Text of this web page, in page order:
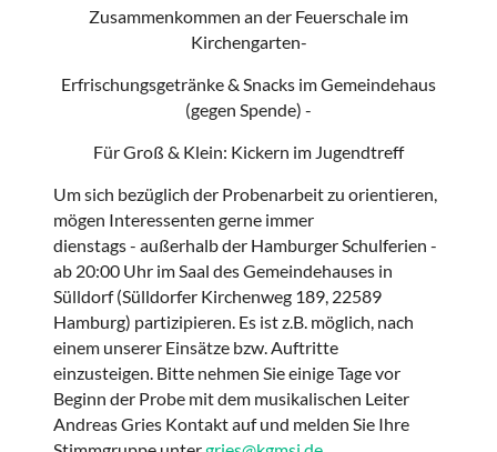
Zusammenkommen an der Feuerschale im
Kirchengarten-
Erfrischungsgetränke & Snacks im Gemeindehaus
(gegen Spende) -
Für Groß & Klein: Kickern im Jugendtreff
Um sich bezüglich der Probenarbeit zu orientieren,
mögen Interessenten gerne immer
dienstags - außerhalb der Hamburger Schulferien -
ab 20:00 Uhr im Saal des Gemeindehauses in
Sülldorf (Sülldorfer Kirchenweg 189, 22589
Hamburg) partizipieren. Es ist z.B. möglich, nach
einem unserer Einsätze bzw. Auftritte
einzusteigen. Bitte nehmen Sie einige Tage vor
Beginn der Probe mit dem musikalischen Leiter
Andreas Gries Kontakt auf und melden Sie Ihre